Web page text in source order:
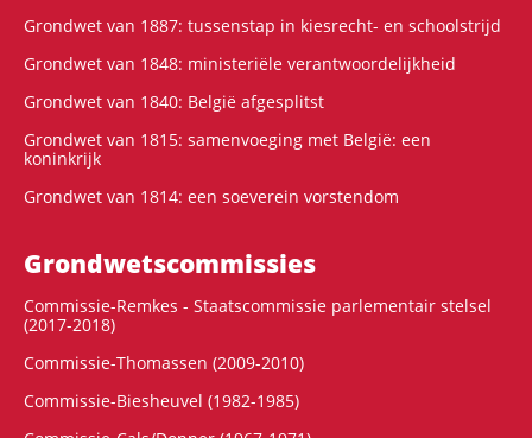
Grondwet van 1887: tussenstap in kiesrecht- en schoolstrijd
Grondwet van 1848: ministeriële verantwoordelijkheid
Grondwet van 1840: België afgesplitst
Grondwet van 1815: samenvoeging met België: een
koninkrijk
Grondwet van 1814: een soeverein vorstendom
Grondwets­commissies
Commissie-Remkes - Staatscommissie parlementair stelsel
(2017-2018)
Commissie-Thomassen (2009-2010)
Commissie-Biesheuvel (1982-1985)